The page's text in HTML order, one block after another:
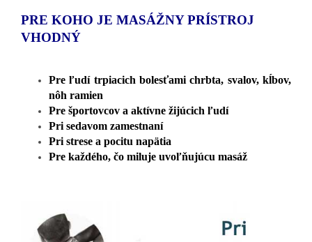
PRE KOHO JE MASÁŽNY PRÍSTROJ
VHODNÝ
Pre ľudí trpiacich bolesťami chrbta, svalov, kĺbov,
nôh ramien
Pre športovcov a aktívne žijúcich ľudí
Pri sedavom zamestnaní
Pri strese a pocitu napätia
Pre každého, čo miluje uvoľňujúcu masáž